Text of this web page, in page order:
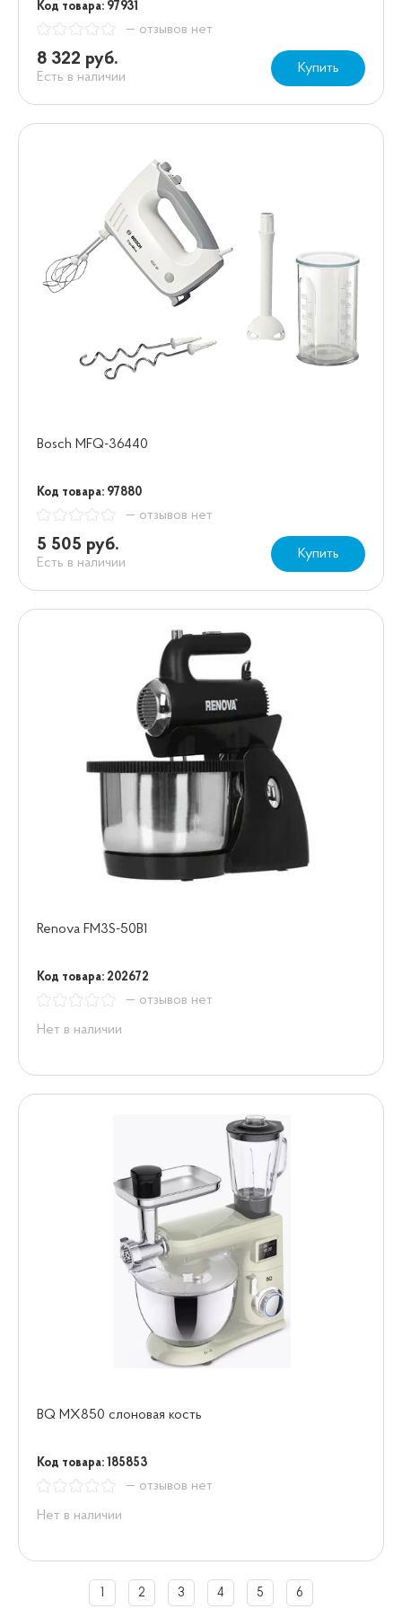
Код товара: 97931
— отзывов нет
8 322 руб.
Есть в наличии
Купить
Bosch MFQ-36440
Код товара: 97880
— отзывов нет
5 505 руб.
Есть в наличии
Купить
Renova FM3S-50B1
Код товара: 202672
— отзывов нет
Нет в наличии
BQ MX850 слоновая кость
Код товара: 185853
— отзывов нет
Нет в наличии
1 2 3 4 5 6